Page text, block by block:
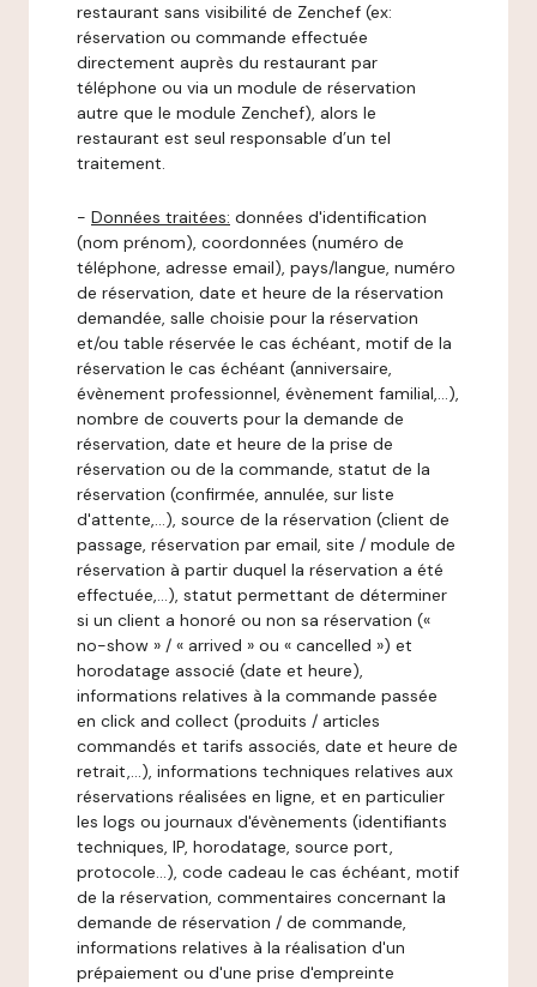
restaurant sans visibilité de Zenchef (ex:
réservation ou commande effectuée
directement auprès du restaurant par
téléphone ou via un module de réservation
autre que le module Zenchef), alors le
restaurant est seul responsable d’un tel
traitement.
- Données traitées: données d'identification
(nom prénom), coordonnées (numéro de
téléphone, adresse email), pays/langue, numéro
de réservation, date et heure de la réservation
demandée, salle choisie pour la réservation
et/ou table réservée le cas échéant, motif de la
réservation le cas échéant (anniversaire,
évènement professionnel, évènement familial,…),
nombre de couverts pour la demande de
réservation, date et heure de la prise de
réservation ou de la commande, statut de la
réservation (confirmée, annulée, sur liste
d'attente,…), source de la réservation (client de
passage, réservation par email, site / module de
réservation à partir duquel la réservation a été
effectuée,…), statut permettant de déterminer
si un client a honoré ou non sa réservation («
no-show » / « arrived » ou « cancelled ») et
horodatage associé (date et heure),
informations relatives à la commande passée
en click and collect (produits / articles
commandés et tarifs associés, date et heure de
retrait,…), informations techniques relatives aux
réservations réalisées en ligne, et en particulier
les logs ou journaux d'évènements (identifiants
techniques, IP, horodatage, source port,
protocole…), code cadeau le cas échéant, motif
de la réservation, commentaires concernant la
demande de réservation / de commande,
informations relatives à la réalisation d'un
prépaiement ou d'une prise d'empreinte